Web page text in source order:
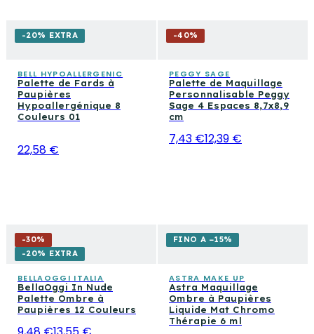
-20% EXTRA
BELL HYPOALLERGENIC
Palette de Fards à
Paupières
Hypoallergénique 8
Couleurs 01
22,58 €
-40%
PEGGY SAGE
Palette de Maquillage
Personnalisable Peggy
Sage 4 Espaces 8,7x8,9
cm
7,43 €12,39 €
-30%
-20% EXTRA
BELLAOGGI ITALIA
BellaOggi In Nude
Palette Ombre à
Paupières 12 Couleurs
FINO A −15%
ASTRA MAKE UP
Astra Maquillage
Ombre à Paupières
Liquide Mat Chromo
Thérapie 6 ml